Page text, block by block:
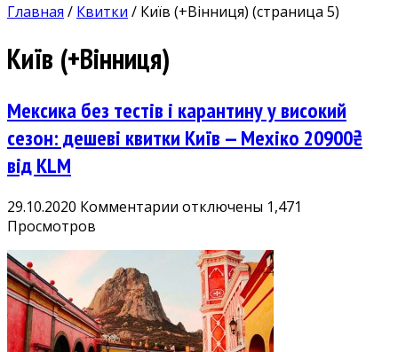
Главная / Квитки / Київ (+Вінниця) (страница 5)
Київ (+Вінниця)
Мексика без тестів і карантину у високий
сезон: дешеві квитки Київ — Мехіко 20900₴
від KLM
29.10.2020 Комментарии к
без
тестів
і
карантину
у
отключены 1,471
Просмотров